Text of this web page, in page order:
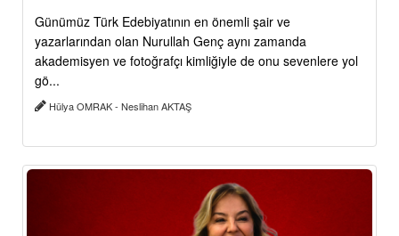
Günümüz Türk Edebiyatının en önemli şair ve
yazarlarından olan Nurullah Genç aynı zamanda
akademisyen ve fotoğrafçı kimliğiyle de onu sevenlere yol
gö...
Hülya OMRAK - Neslihan AKTAŞ